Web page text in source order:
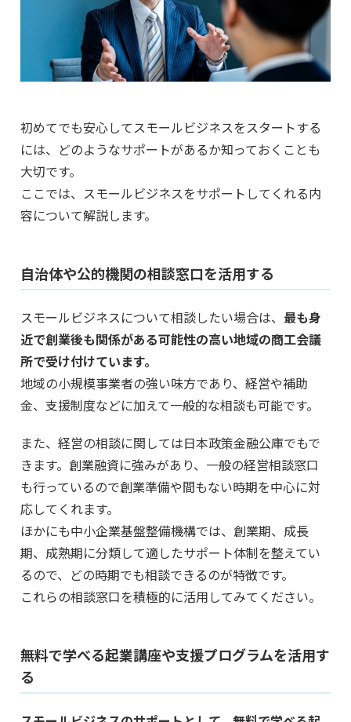
初めてでも安心してスモールビジネスをスタートする
には、どのようなサポートがあるか知っておくことも
大切です。
ここでは、スモールビジネスをサポートしてくれる内
容について解説します。
自治体や公的機関の相談窓口を活用する
スモールビジネスについて相談したい場合は、 最も身
近で創業後も関係がある可能性の高い地域の商工会議
所で受け付けています。
地域の小規模事業者の強い味方であり、経営や補助
金、支援制度などに加えて一般的な相談も可能です。
また、経営の相談に関しては日本政策金融公庫でもで
きます。創業融資に強みがあり、一般の経営相談窓口
も行っているので創業準備や間もない時期を中心に対
応してくれます。
ほかにも中小企業基盤整備機構では、創業期、成長
期、成熟期に分類して適したサポート体制を整えてい
るので、どの時期でも相談できるのが特徴です。
これらの相談窓口を積極的に活用してみてください。
無料で学べる起業講座や支援プログラムを活用す
る